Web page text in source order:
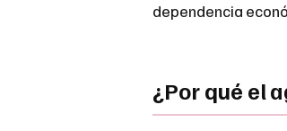
dependencia
¿Por qué el